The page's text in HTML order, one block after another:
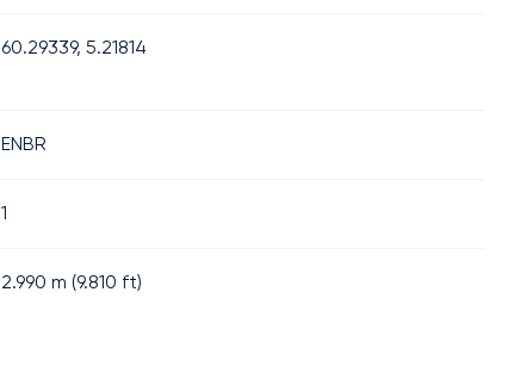
60.29339, 5.21814
ENBR
1
2.990 m (9.810 ft)